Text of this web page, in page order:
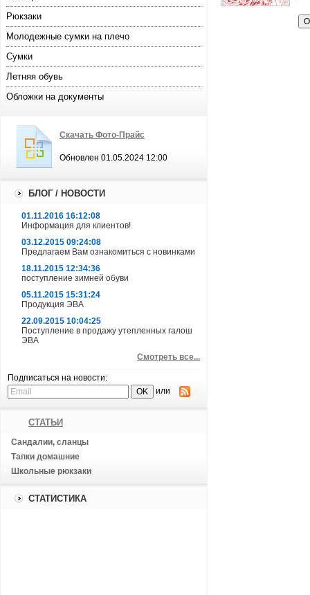
Рюкзаки
Молодежные сумки на плечо
Сумки
Летняя обувь
Обложки на документы
Скачать Фото-Прайс
Обновлен 01.05.2024 12:00
БЛОГ / НОВОСТИ
01.11.2016 16:12:08
Информация для клиентов!
03.12.2015 09:24:08
Предлагаем Вам ознакомиться с новинками
18.11.2015 12:34:36
поступление зимней обуви
05.11.2015 15:31:24
Продукция ЭВА
22.09.2015 10:04:25
Поступление в продажу утепленных галош
ЭВА
Смотреть все...
Подписаться на новости:
или
СТАТЬИ
Сандалии, сланцы
Тапки домашние
Школьные рюкзаки
СТАТИСТИКА